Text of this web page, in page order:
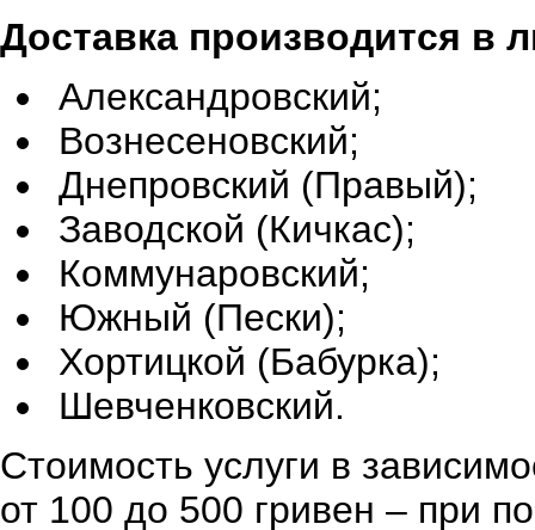
Доставка производится в
Александровский;
Вознесеновский;
Днепровский (Правый);
Заводской (Кичкас);
Коммунаровский;
Южный (Пески);
Хортицкой (Бабурка);
Шевченковский.
Стоимость услуги в
от 100 до 500 гривен – при